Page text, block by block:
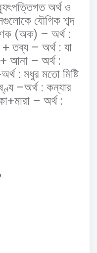
অর্থ ও
যৌগিক শব্দ
ণক (অক) – অর্থ:
+তব্য– অর্থ: যা
+ আনা – অর্থ:
অর্থ: মধুর মতো মিষ্টি
–অর্থ: কন্যার
+মারা – অর্থ: